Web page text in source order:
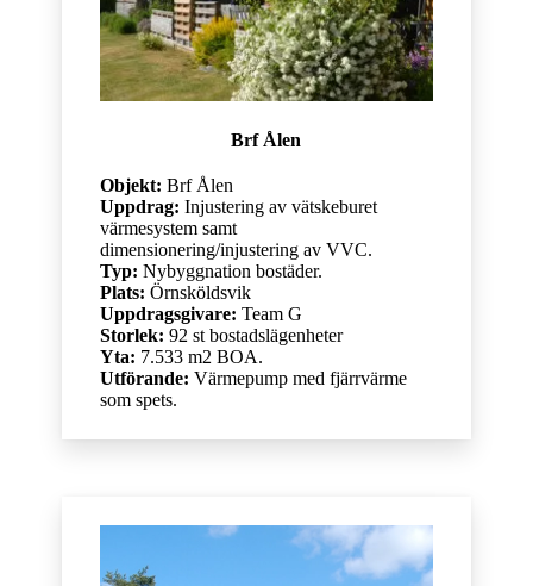
Brf Ålen
Objekt: Brf Ålen
Uppdrag: Injustering av vätskeburet
värmesystem samt
dimensionering/injustering av VVC.
Typ: Nybyggnation bostäder.
Plats: Örnsköldsvik
Uppdragsgivare: Team G
Storlek: 92 st bostadslägenheter
Yta: 7.533 m2 BOA.
Utförande: Värmepump med fjärrvärme
som spets.